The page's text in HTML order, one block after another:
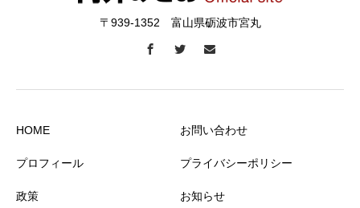
〒939-1352 富山県砺波市宮丸
HOME
プロフィール
政策
お問い合わせ
プライバシーポリシー
お知らせ